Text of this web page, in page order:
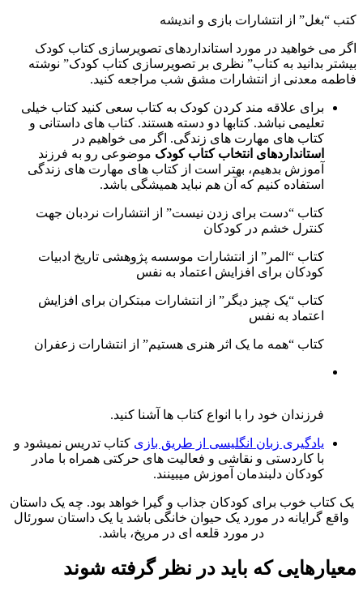
“بغل” از انتشارات بازی و اندیشه
می خواهید در مورد استانداردهای تصویرسازی کتاب کودک
بدانید به کتاب” نظری بر تصویرسازی کتاب کودک” نوشته
معدنی از انتشارات مشق شب مراجعه کنید.
برای علاقه مند کردن کودک به کتاب سعی کنید کتاب خیلی
تعلیمی نباشد. کتابها دو دسته هستند. کتاب های داستانی و
کتاب های مهارت های زندگی. اگر می خواهیم در
استانداردهای انتخاب کتاب کودکموضوعی رو به فرزند
آموزش بدهیم، بهتر است از کتاب های مهارت های زندگی
استفاده کنیم که آن هم نباید همیشگی باشد.
کتاب “دست برای زدن نیست” از انتشارات نردبان جهت
کنترل خشم در کودکان
کتاب “المر” از انتشارات موسسه پژوهشی تاریخ ادبیات
کودکان برای افزایش اعتماد به نفس
کتاب “یک چیز دیگر” از انتشارات مبتکران برای افزایش
اعتماد به نفس
کتاب “همه ما یک اثر هنری هستیم” از انتشارات زعفران
فرزندان خود را با انواع کتاب ها آشنا کنید.
یادگیری زبان انگلیسی از طریق بازی کتاب تدریس نمیشود و
با کاردستی و نقاشی و فعالیت های حرکتی همراه با مادر
کودکان دلبندمان آموزش میبینند.
کتاب خوب برای کودکان جذاب و گیرا خواهد بود. چه یک داستان
واقع گرایانه در مورد یک حیوان خانگی باشد یا یک داستان سورئال
در مورد قلعه ای در مریخ، باشد.
که باید در نظر گرفته شوند